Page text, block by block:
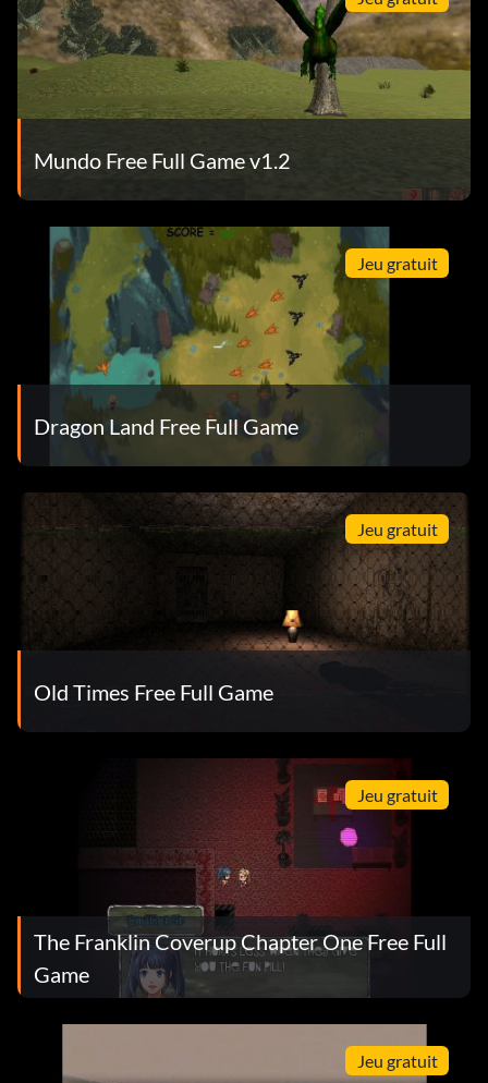
Mundo Free Full Game v1.2
Jeu gratuit
Dragon Land Free Full Game
Jeu gratuit
Old Times Free Full Game
Jeu gratuit
The Franklin Coverup Chapter One Free Full
Game
Jeu gratuit